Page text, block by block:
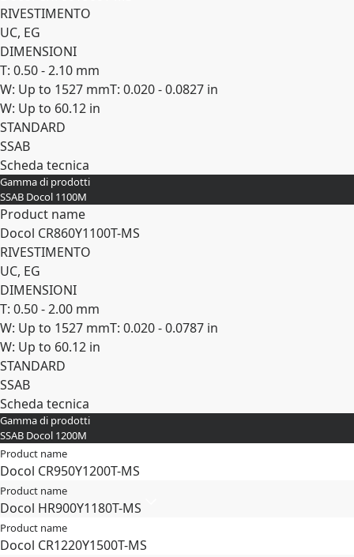
RIVESTIMENTO
UC, EG
DIMENSIONI
T: 0.50 - 2.10 mm
W: Up to 1527 mmT: 0.020 - 0.0827 in
W: Up to 60.12 in
STANDARD
SSAB
Scheda tecnica
Espandi
Gamma di prodotti
SSAB Docol 1100M
Product name
Docol CR​860Y​1100T-​MS
RIVESTIMENTO
UC, EG
DIMENSIONI
T: 0.50 - 2.00 mm
W: Up to 1527 mmT: 0.020 - 0.0787 in
W: Up to 60.12 in
STANDARD
SSAB
Scheda tecnica
Espandi
Gamma di prodotti
SSAB Docol 1200M
Product name
Docol CR​950Y​1200T-​MS
Product name
Docol HR​900Y​1180T-​MS
Product name
Docol CR​1220Y​1500T-​MS